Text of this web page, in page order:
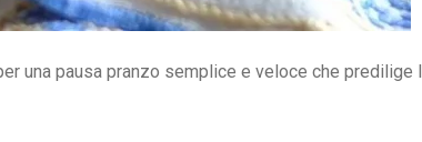
una pausa pranzo semplice e veloce che predilige